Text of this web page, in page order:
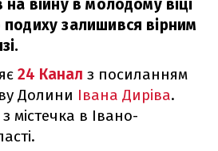
війну в молодому віці
залишився вірним
24 Канал з посиланням
Долини Івана Диріва.
містечка в Івано-